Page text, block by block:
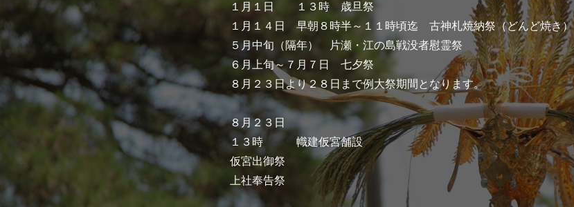
１月１日 １３時 歳旦祭
１月１４日 早朝８時半～１１時頃迄 古神札焼納祭（どんど焼き）
５月中旬（隔年） 片瀬・江の島戦没者慰霊祭
６月上旬～７月７日 七夕祭
８月２３日より２８日まで例大祭期間となります。
８月２３日
１３時 幟建仮宮舗設
仮宮出御祭
上社奉告祭